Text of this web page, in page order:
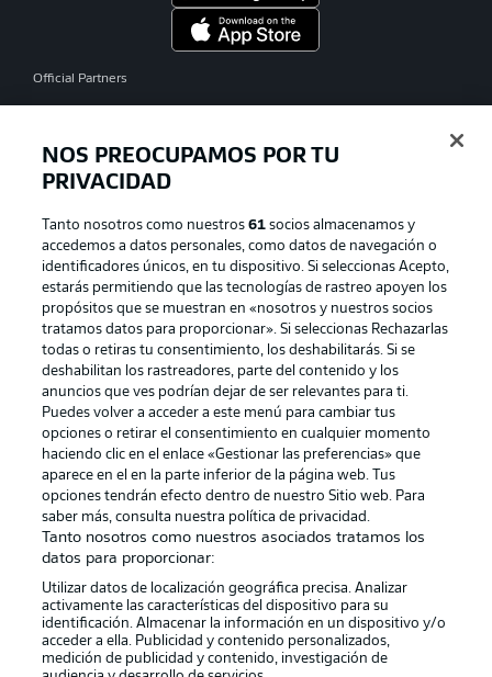
Official Partners
Publicidad Aviso legal
Gestionar las preferencias Declaracion de privacidad
Canales Trabajos
Jugadores Condiciones de uso
Sello Editorial Contacto
NOS PREOCUPAMOS POR TU
PRIVACIDAD
Tanto nosotros como nuestros61 socios almacenamos y
accedemos a datos personales, como datos de navegación o
identificadores únicos, en tu dispositivo. Si seleccionas Acepto,
estarás permitiendo que las tecnologías de rastreo apoyen los
propósitos que se muestran en «nosotros y nuestros socios
tratamos datos para proporcionar». Si seleccionas Rechazarlas
todas o retiras tu consentimiento, los deshabilitarás. Si se
deshabilitan los rastreadores, parte del contenido y los
anuncios que ves podrían dejar de ser relevantes para ti.
Puedes volver a acceder a este menú para cambiar tus
opciones o retirar el consentimiento en cualquier momento
haciendo clic en el enlace «Gestionar las preferencias» que
aparece en el en la parte inferior de la página web. Tus
opciones tendrán efecto dentro de nuestro Sitio web. Para
saber más, consulta nuestra política de privacidad.
Tanto nosotros como nuestros asociados tratamos los
datos para proporcionar:
Utilizar datos de localización geográfica precisa. Analizar
activamente las características del dispositivo para su
identificación. Almacenar la información en un dispositivo y/o
acceder a ella. Publicidad y contenido personalizados,
medición de publicidad y contenido, investigación de